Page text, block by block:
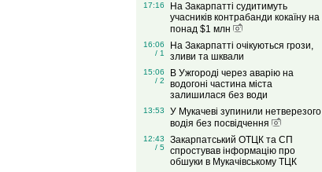
17:16
На Закарпатті судитимуть
учасників контрабанди кокаїну на
понад $1 млн
16:06
/ 1
На Закарпатті очікуються грози,
зливи та шквали
15:06
/ 2
В Ужгороді через аварію на
водогоні частина міста
залишилася без води
13:53
У Мукачеві зупинили нетверезого
водія без посвідчення
12:43
/ 5
Закарпатський ОТЦК та СП
спростував інформацію про
обшуки в Мукачівському ТЦК